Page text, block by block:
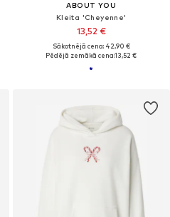
ABOUT YOU
Kleita 'Cheyenne'
13,52 €
Sākotnējā cena: 42,90 €
Pēdējā zemākā cena:13,52 €